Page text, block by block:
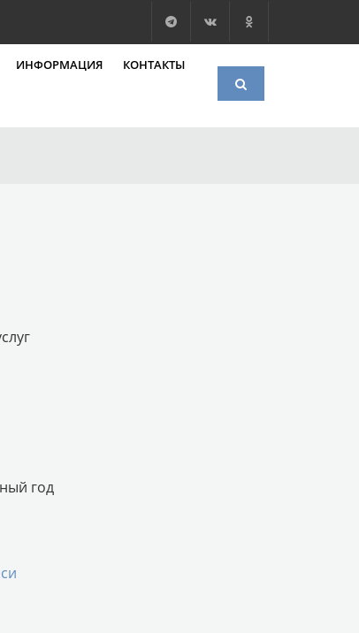
ИНФОРМАЦИЯ КОНТАКТЫ
год